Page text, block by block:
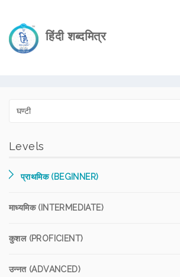
हिंदी शब्दमित्र
Levels
प्राथमिक (BEGINNER)
माध्यमिक (INTERMEDIATE)
कुशल (PROFICIENT)
उन्नत (ADVANCED)